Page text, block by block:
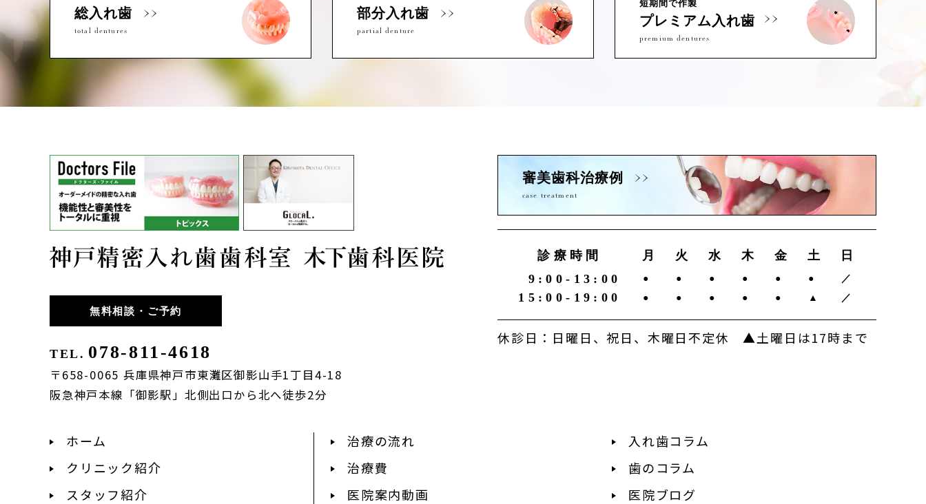
総入れ歯
total dentures
部分入れ歯
partial denture
短期間で作製
プレミアム入れ歯
premium dentures
無料相談・ご予約
TEL. 078-811-4618
〒658-0065 兵庫県神戸市東灘区御影山手1丁目4-18
阪急神戸本線「御影駅」北側出口から北へ徒歩2分
審美歯科治療例
case treatment
診療時間 月 火 水 木 金 土
日
9:00-13:00
● ● ● ● ● ● ／
15:00-19:00 ● ● ● ● ● ▲ ／
休診日：日曜日、祝日、木曜日不定休 ▲土曜日は17時まで
ホーム
クリニック紹介
スタッフ紹介
治療の流れ
治療費
医院案内動画
入れ歯コラム
歯のコラム
医院ブログ